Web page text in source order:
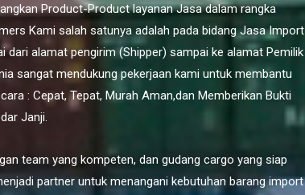
Product-Product layanan Jasa dalam rangka
Kami salah satunya adalah pada bidang Jasa Import
alamat pengirim (Shipper) sampai ke alamat Pemilik
sangat mendukung pekerjaan kami untuk membantu
: Cepat, Tepat, Murah Aman,dan Memberikan Bukti
Janji.
team yang kompeten, dan gudang cargo yang siap
partner untuk menangani kebutuhan barang import